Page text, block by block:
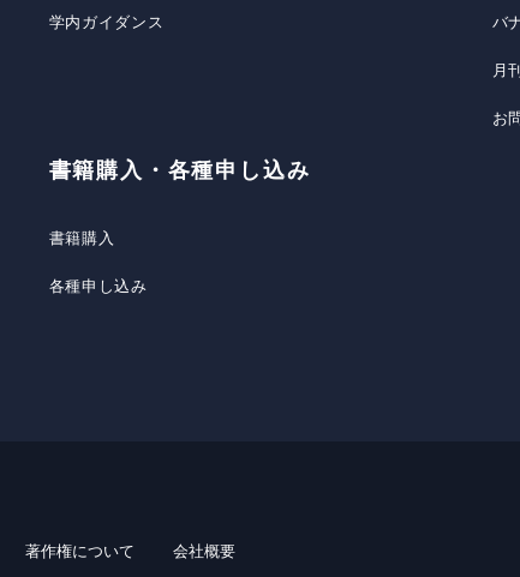
学内ガイダンス
書籍購入・各種申し込み
書籍購入
各種申し込み
バ
月
お
著作権について 会社概要